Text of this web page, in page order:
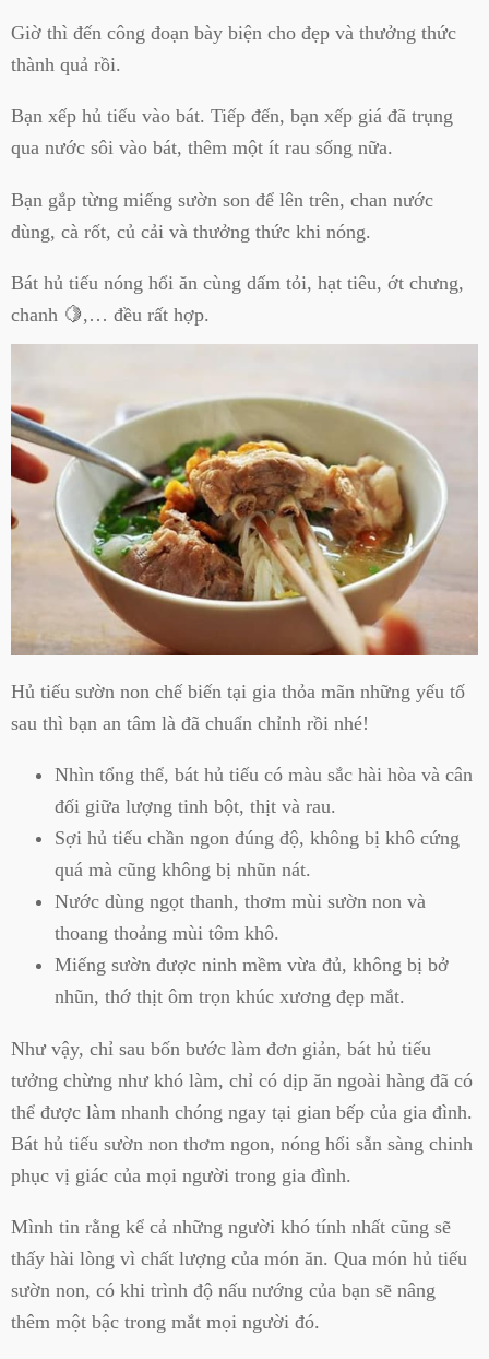
Giờ thì đến công đoạn bày biện cho đẹp và thưởng thức
thành quả rồi.
Bạn xếp hủ tiếu vào bát. Tiếp đến, bạn xếp giá đã trụng
qua nước sôi vào bát, thêm một ít rau sống nữa.
Bạn gắp từng miếng sườn son để lên trên, chan nước
dùng, cà rốt, củ cải và thưởng thức khi nóng.
Bát hủ tiếu nóng hổi ăn cùng dấm tỏi, hạt tiêu, ớt chưng,
chanh 🍋,… đều rất hợp.
Hủ tiếu sườn non chế biến tại gia thỏa mãn những yếu tố
sau thì bạn an tâm là đã chuẩn chỉnh rồi nhé!
Nhìn tổng thể, bát hủ tiếu có màu sắc hài hòa và cân
đối giữa lượng tinh bột, thịt và rau.
Sợi hủ tiếu chần ngon đúng độ, không bị khô cứng
quá mà cũng không bị nhũn nát.
Nước dùng ngọt thanh, thơm mùi sườn non và
thoang thoảng mùi tôm khô.
Miếng sườn được ninh mềm vừa đủ, không bị bở
nhũn, thớ thịt ôm trọn khúc xương đẹp mắt.
Như vậy, chỉ sau bốn bước làm đơn giản, bát hủ tiếu
tưởng chừng như khó làm, chỉ có dịp ăn ngoài hàng đã có
thể được làm nhanh chóng ngay tại gian bếp của gia đình.
Bát hủ tiếu sườn non thơm ngon, nóng hổi sẵn sàng chinh
phục vị giác của mọi người trong gia đình.
Mình tin rằng kể cả những người khó tính nhất cũng sẽ
thấy hài lòng vì chất lượng của món ăn. Qua món hủ tiếu
sườn non, có khi trình độ nấu nướng của bạn sẽ nâng
thêm một bậc trong mắt mọi người đó.